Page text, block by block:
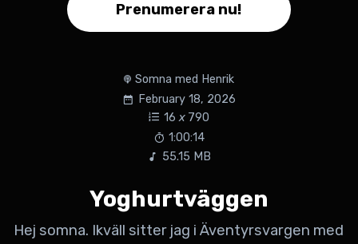
Prenumerera nu!
Somna med Henrik
February 18, 2026
16 x 790
1:00:14
55.15 MB
Yoghurtväggen
Hej somna. Ikväll sitter jag i Äventyrsvargen med